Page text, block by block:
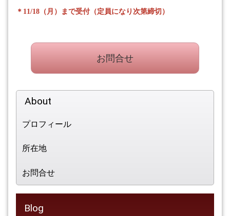
＊ 11/18 （月）まで受付（定員になり次第締切）
お問合せ
About
プロフィール
所在地
お問合せ
Blog